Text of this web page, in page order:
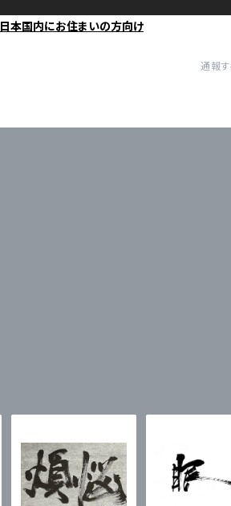
日本国内にお住まいの方向け
通報す